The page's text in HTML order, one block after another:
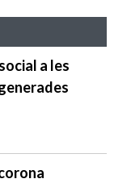
a les